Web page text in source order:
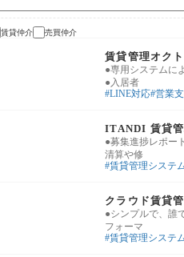
賃貸仲介 売買仲介
賃貸管理・入居者対応
賃貸管理オク
●専用システムに
●入居者
LINE対応 営業
ITANDI 賃貸管
●募集進捗レポー
清算や修
賃貸管理システ
クラウド賃貸
●シンプルで、誰
フォーマ
賃貸管理システ